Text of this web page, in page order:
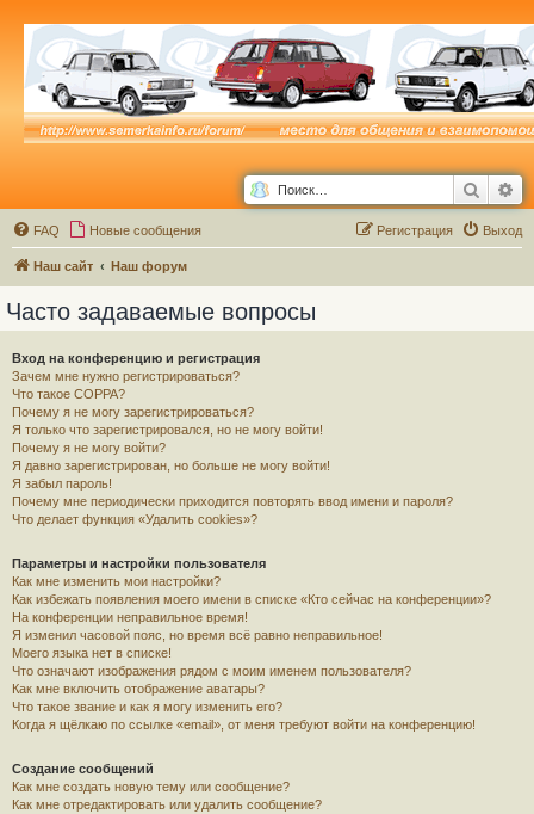
Поиск
FAQ Новые сообщения Выход
Регистрация
Наш сайт Наш форум
Часто задаваемые вопросы
Вход на конференцию и регистрация
Зачем мне нужно регистрироваться?
Что такое COPPA?
Почему я не могу зарегистрироваться?
Я только что зарегистрировался, но не могу войти!
Почему я не могу войти?
Я давно зарегистрирован, но больше не могу войти!
Я забыл пароль!
Почему мне периодически приходится повторять ввод имени и пароля?
Что делает функция «Удалить cookies»?
Параметры и настройки пользователя
Как мне изменить мои настройки?
Как избежать появления моего имени в списке «Кто сейчас на конференции»?
На конференции неправильное время!
Я изменил часовой пояс, но время всё равно неправильное!
Моего языка нет в списке!
Что означают изображения рядом с моим именем пользователя?
Как мне включить отображение аватары?
Что такое звание и как я могу изменить его?
Когда я щёлкаю по ссылке «email», от меня требуют войти на конференцию!
Создание сообщений
Как мне создать новую тему или сообщение?
Как мне отредактировать или удалить сообщение?